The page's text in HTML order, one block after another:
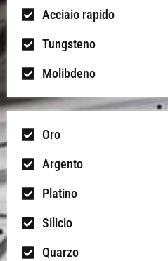
Acciaio rapido
Tungsteno
Molibdeno
Oro
Argento
Platino
Silicio
Quarzo